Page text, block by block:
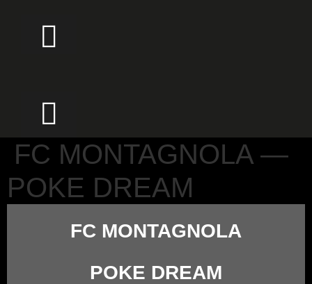
FC MONTAGNOLA —
POKE DREAM
FC MONTAGNOLA
POKE DREAM